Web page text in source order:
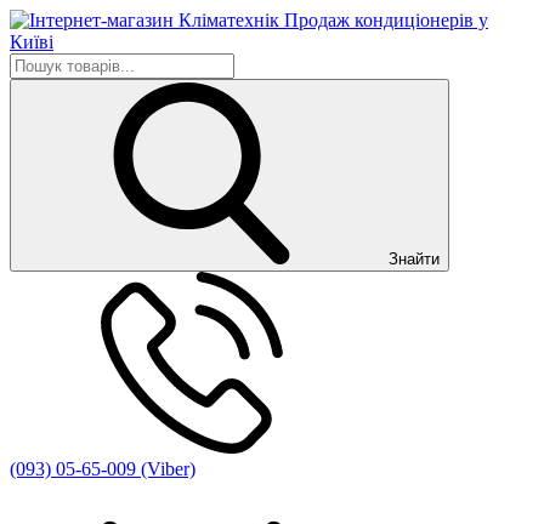
Знайти
(093) 05-65-009 (Viber)